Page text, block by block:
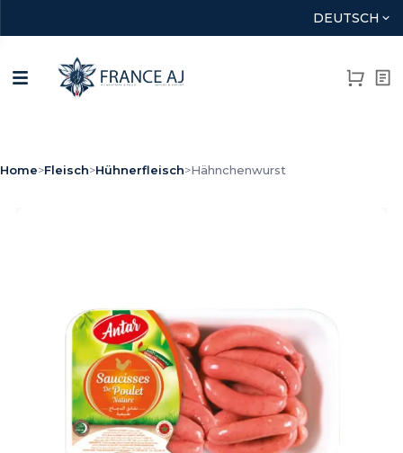
DEUTSCH
Home>Fleisch>Hühnerfleisch>Hähnchenwurst